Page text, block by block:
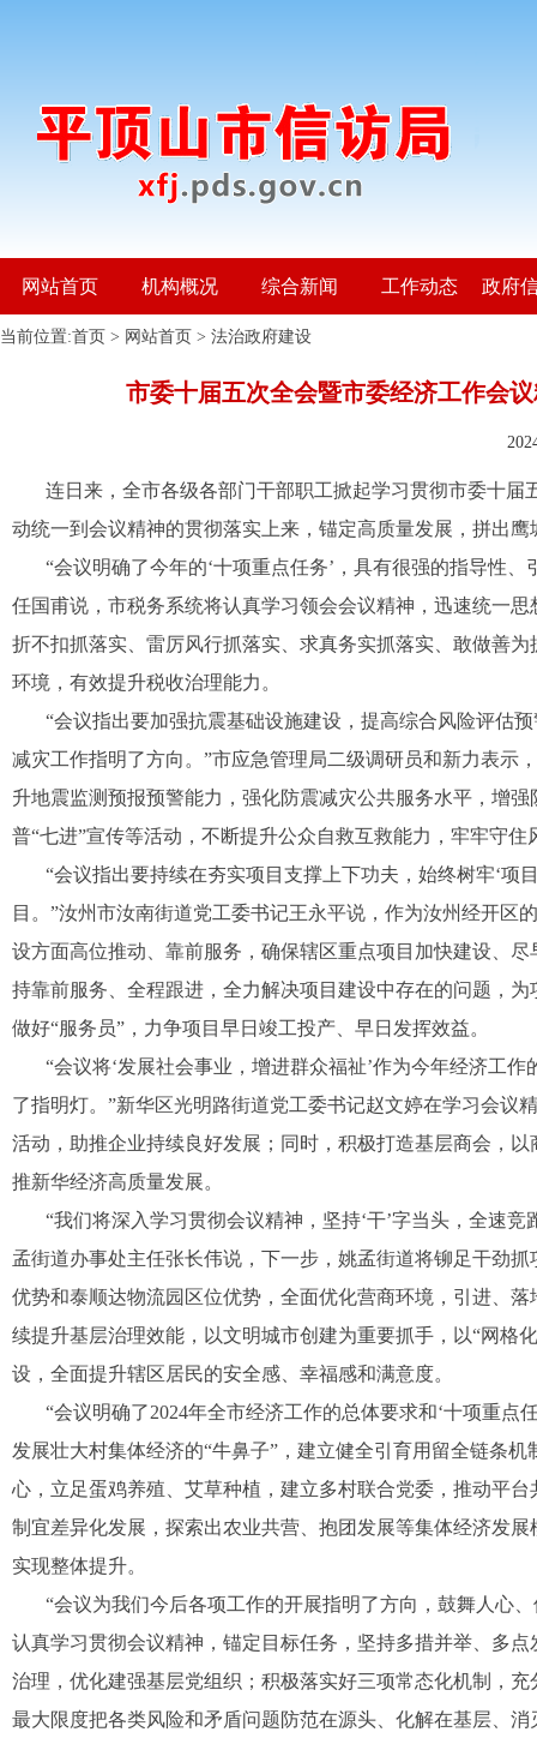
网站首页 机构概况 综合新闻 工作动态 政府
当前位置:首页 > 网站首页 > 法治政府建设
市委十届五次全会暨市委经济工作会
连日来，全市各级各部门干部职工掀起学习贯彻市委十
动统一到会议精神的贯彻落实上来，锚定高质量发展，拼出
“会议明确了今年的‘十项重点任务’，具有很强的指导性
任国甫说，市税务系统将认真学习领会会议精神，迅速统一
折不扣抓落实、雷厉风行抓落实、求真务实抓落实、敢做善
环境，有效提升税收治理能力。
“会议指出要加强抗震基础设施建设，提高综合风险评估
减灾工作指明了方向。”市应急管理局二级调研员和新力表示
升地震监测预报预警能力，强化防震减灾公共服务水平，增
普“七进”宣传等活动，不断提升公众自救互救能力，牢牢守住
“会议指出要持续在夯实项目支撑上下功夫，始终树牢‘项
目。”汝州市汝南街道党工委书记王永平说，作为汝州经开
设方面高位推动、靠前服务，确保辖区重点项目加快建设、
持靠前服务、全程跟进，全力解决项目建设中存在的问题，
做好“服务员”，力争项目早日竣工投产、早日发挥效益。
“会议将‘发展社会事业，增进群众福祉’作为今年经济工
了指明灯。”新华区光明路街道党工委书记赵文婷在学习会议
活动，助推企业持续良好发展；同时，积极打造基层商会，
推新华经济高质量发展。
“我们将深入学习贯彻会议精神，坚持‘干’字当头，全速
孟街道办事处主任张长伟说，下一步，姚孟街道将铆足干劲
优势和泰顺达物流园区位优势，全面优化营商环境，引进、
续提升基层治理效能，以文明城市创建为重要抓手，以“网格
设，全面提升辖区居民的安全感、幸福感和满意度。
“会议明确了2024年全市经济工作的总体要求和‘十项重
发展壮大村集体经济的“牛鼻子”，建立健全引育用留全链条
心，立足蛋鸡养殖、艾草种植，建立多村联合党委，推动平
制宜差异化发展，探索出农业共营、抱团发展等集体经济发
实现整体提升。
“会议为我们今后各项工作的开展指明了方向，鼓舞人心
认真学习贯彻会议精神，锚定目标任务，坚持多措并举、多
治理，优化建强基层党组织；积极落实好三项常态化机制，
最大限度把各类风险和矛盾问题防范在源头、化解在基层、